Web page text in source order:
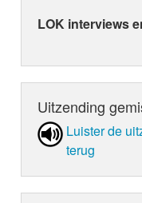
LOK interviews
Uitzending
Luister de
terug